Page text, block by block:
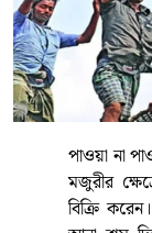
পাওয়া না
মজুরীর
বিক্রি